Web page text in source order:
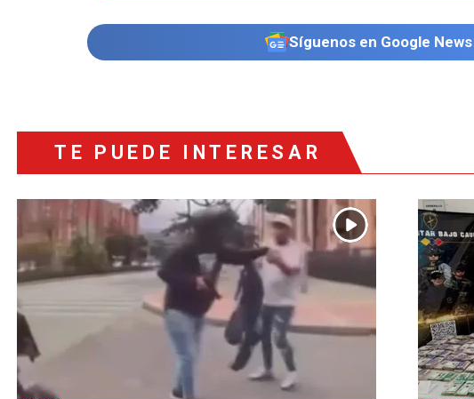
Síguenos en Google News
TE PUEDE INTERESAR